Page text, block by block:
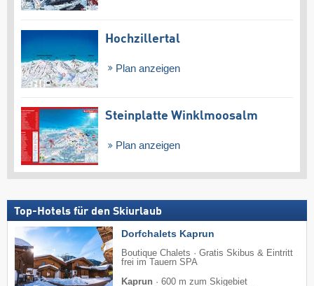
Hochzillertal
Plan anzeigen
Steinplatte Winklmoosalm
Plan anzeigen
Top-Hotels für den Skiurlaub
Dorfchalets Kaprun
Boutique Chalets · Gratis Skibus & Eintritt
frei im Tauern SPA
Kaprun · 600 m zum Skigebiet